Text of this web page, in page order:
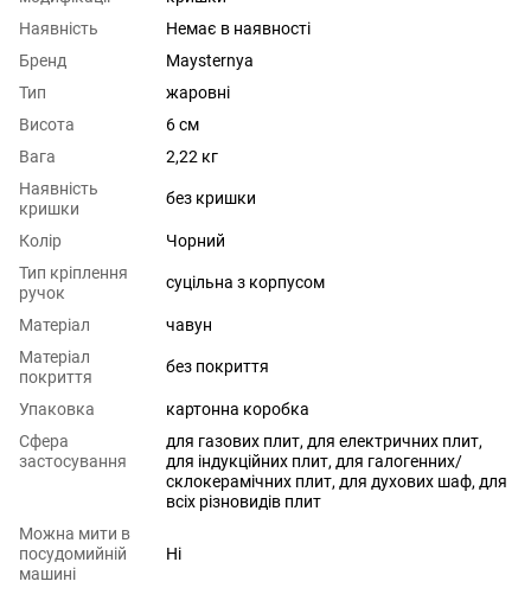
Наявність
Немає в наявності
Бренд
Maysternya
Тип
жаровні
Висота
6 см
Вага
2,22 кг
Наявність
кришки
без кришки
Колір
Чорний
Тип кріплення
ручок
суцільна з корпусом
Матеріал
чавун
Матеріал
покриття
без покриття
Упаковка
картонна коробка
Сфера
застосування
для газових плит, для електричних плит,
для індукційних плит, для галогенних/
склокерамічних плит, для духових шаф, для
всіх різновидів плит
Можна мити в
посудомийній
машині
Ні